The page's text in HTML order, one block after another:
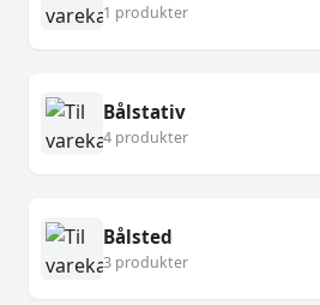
1 produkter
Bålstativ
4 produkter
Bålsted
3 produkter